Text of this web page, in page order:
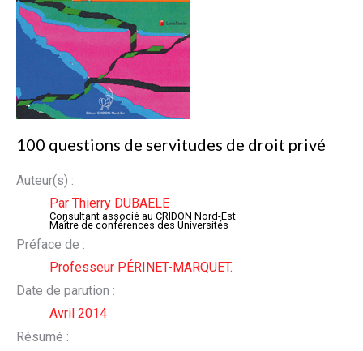
NOUS
CONNAÎTRE
CONTACT
100 questions de servitudes de droit privé
Auteur(s) :
Par Thierry DUBAELE
Consultant associé au CRIDON Nord-Est
Maître de conférences des Universités
Préface de :
Professeur PÉRINET-MARQUET.
Date de parution :
Avril 2014
Résumé :